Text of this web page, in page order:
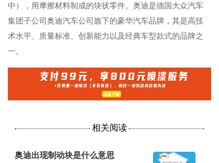
中），用摩擦材料制成的块状零件。奥迪是德国大众汽车
集团子公司奥迪汽车公司旗下的豪华汽车品牌，其是高技
术水平、质量标准、创新能力以及经典车型款式的品牌之
一。
相关阅读
奥迪出现制动块是什么意思